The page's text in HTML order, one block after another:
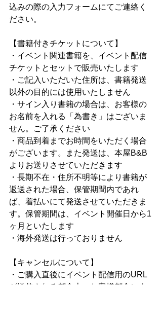
込みの際の入力フォームにてご連絡く
ださい。
【書籍付きチケットについて】
・イベント関連書籍を、イベント配信
チケットとセットで販売いたします
・ご記入いただいた住所は、書籍発送
以外の目的には使用いたしません
・サイン入り書籍の場合は、お客様の
お名前を入れる「為書き」はございま
せん。ご了承ください
・商品到着までお時間をいただく場合
がございます。また発送は、本屋B&B
よりお送りさせていただきます
・長期不在・住所不明等により書籍が
返送された場合、保管期間内であれ
ば、着払いにて発送させていただきま
す。保管期間は、イベント開催日から1
ヶ月といたします
・海外発送は行っておりません
【キャンセルについて】
・ご購入直後にイベント配信用のURL
が送信される都合上、お客様都合によ